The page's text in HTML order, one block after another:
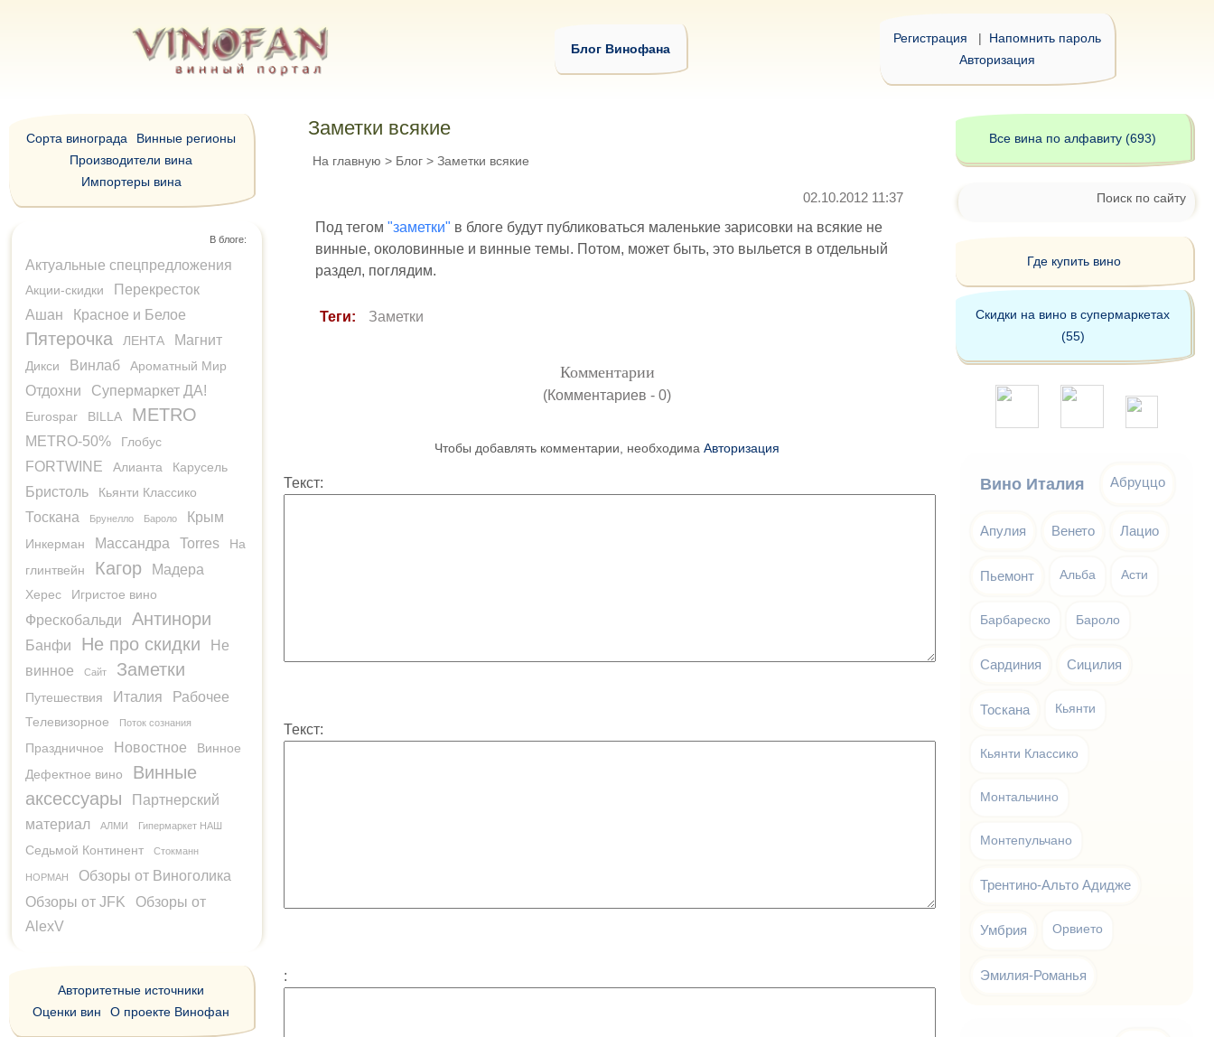
Блог Винофана
Регистрация | Напомнить пароль
Авторизация
Заметки всякие
На главную > Блог >Заметки всякие
02.10.2012 11:37
Под тегом "заметки" в блоге будут публиковаться маленькие зарисовки на всякие не
винные, околовинные и винные темы. Потом, может быть, это выльется в отдельный
раздел, поглядим.
Теги: Заметки
Комментарии
(Комментариев - 0)
Чтобы добавлять комментарии, необходима Авторизация
Текст:
Текст:
:
Сорта винограда
Винные регионы
Производители вина
Импортеры вина
В блоге:
Актуальные спецпредложения
Акции-скидки
Перекресток
Ашан
Красное и Белое
Пятерочка ЛЕНТА Магнит
Дикси Винлаб Ароматный Мир
Отдохни Супермаркет ДА!
Eurospar BILLA METRO
METRO-50% Глобус
FORTWINE Алианта Карусель
Бристоль Кьянти Классико
Тоскана Брунелло Бароло Крым
Инкерман Массандра Torres
На
глинтвейн
Кагор Мадера
Херес Игристое вино
Фрескобальди Антинори
Банфи Не про скидки
Не
винное
Сайт Заметки
Путешествия Италия Рабочее
Телевизорное Поток сознания
Праздничное Новостное
Винное
Дефектное вино
Винные
аксессуары
Партнерский
материал
АЛМИ Гипермаркет НАШ
Седьмой Континент Стокманн
НОРМАН
Обзоры от Виноголика
Обзоры от JFK
Обзоры от
AlexV
Авторитетные источники
Оценки вин
О проекте Винофан
Все вина по алфавиту (693)
Поиск по сайту
Где купить вино
Скидки на вино в супермаркетах
(55)
Вино Италия Абруццо
Апулия Венето Лацио
Пьемонт Альба Асти
Барбареско Бароло
Сардиния Сицилия
Тоскана Кьянти
Кьянти Классико
Монтальчино
Монтепульчано
Трентино-Альто Адидже
Умбрия Орвието
Эмилия-Романья